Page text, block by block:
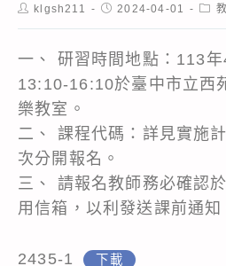
Postklgsh211
Post2024-04-01
Post
一、 研習時間地點：113年
13:10-16:10於臺中市立西
樂教室。
二、 課程代碼：詳見實施
次分開報名。
三、 請報名教師務必確認
用信箱，以利發送課前通
2435-1 下載